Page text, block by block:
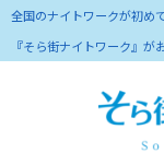
全国のナイトワークが初め
『そら街ナイトワーク』が